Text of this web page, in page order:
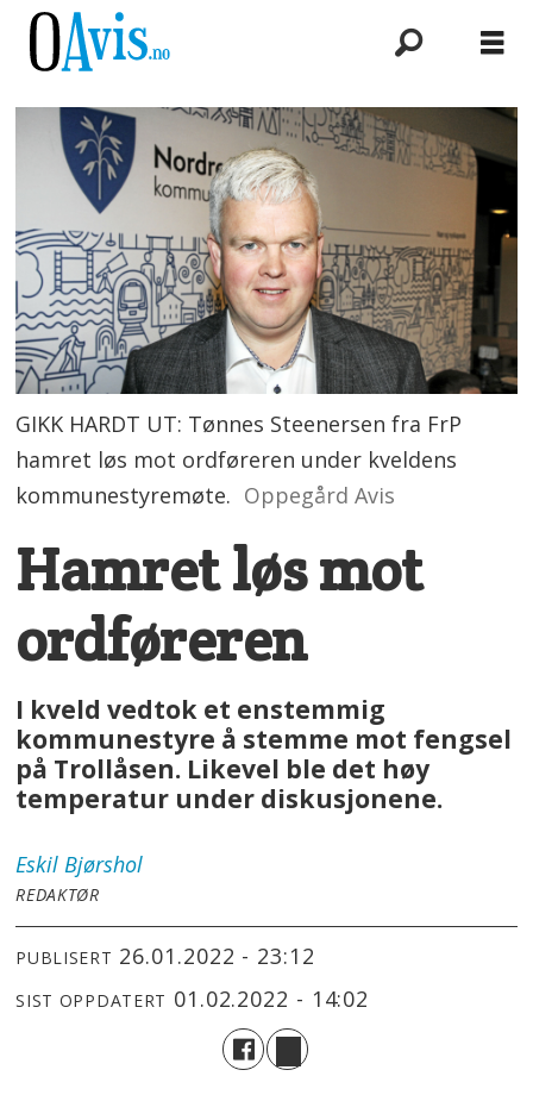
GIKK HARDT UT: Tønnes Steenersen fra FrP
hamret løs mot ordføreren under kveldens
kommunestyremøte. Oppegård Avis
Hamret løs mot
ordføreren
I kveld vedtok et enstemmig
kommunestyre å stemme mot fengsel
på Trollåsen. Likevel ble det høy
temperatur under diskusjonene.
Eskil Bjørshol
REDAKTØR
PUBLISERT 26.01.2022 - 23:12
SIST OPPDATERT 01.02.2022 - 14:02